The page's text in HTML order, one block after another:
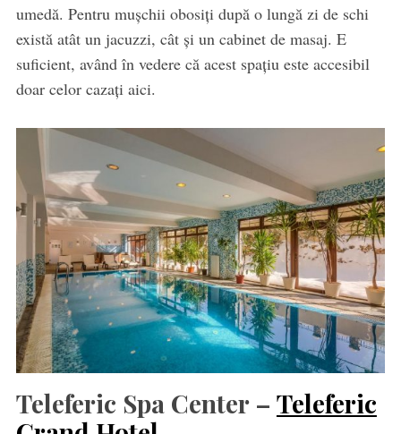
umedă. Pentru mușchii obosiți după o lungă zi de schi
există atât un jacuzzi, cât și un cabinet de masaj. E
suficient, având în vedere că acest spațiu este accesibil
doar celor cazați aici.
Teleferic Spa Center – Teleferic